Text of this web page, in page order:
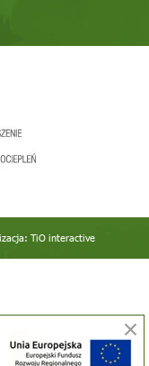
TiO interactive